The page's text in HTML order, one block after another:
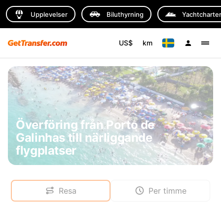
Upplevelser Biluthyrning Yachtcharter
US$ km
Överföring från Porto de
Galinhas till närliggande
flygplatser
Resa Per timme